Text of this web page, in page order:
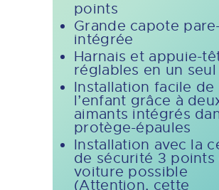
points
Grande capote
intégrée
Harnais et appuie-
réglables en un
Installation facile de
l’enfant grâce à
aimants intégrés
protège-épaules
Installation avec la
de sécurité 3 points
voiture possible
(Attention, cette